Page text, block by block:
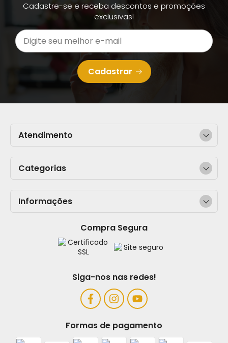
Cadastre-se e receba descontos e promoções
exclusivas!
Cadastrar
Categorias
Informações
Compra Segura
Atendimento
Siga-nos nas redes!
Formas de pagamento